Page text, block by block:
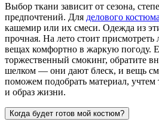
Выбор ткани зависит от сезона,
предпочтений. Для делового костюма
кашемир или их смеси. Одежда из
прочная. На лето стоит
вещах комфортно в жаркую погоду.
торжественный смокинг, обратите
шелком — они дают блеск, и вещь
поможем подобрать материал,
и образ жизни.
Когда будет готов мой костюм?